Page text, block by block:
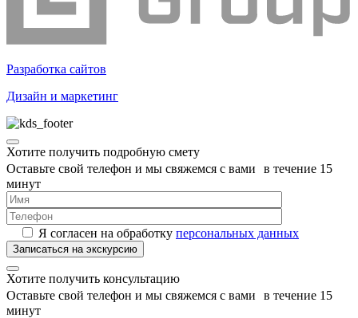
Разработка сайтов
Дизайн и маркетинг
Хотите получить подробную смету
Оставьте свой телефон и мы свяжемся с вами в течение 15
минут
Я согласен на обработку персональных данных
Хотите получить консультацию
Оставьте свой телефон и мы свяжемся с вами в течение 15
минут